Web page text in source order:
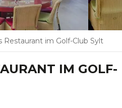
Restaurant im Golf-Club Sylt
IM GOLF-